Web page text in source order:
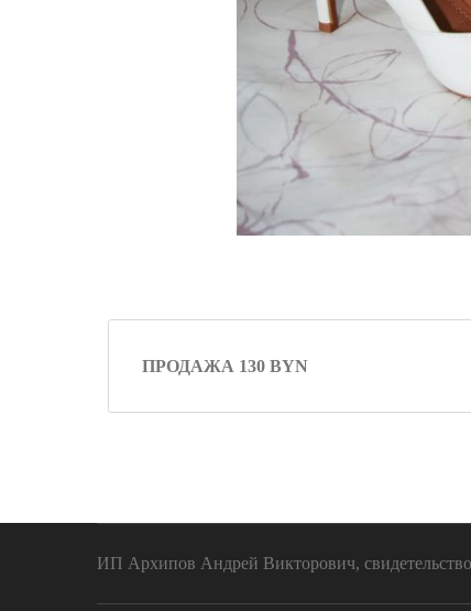
ПРОДАЖА 130 BYN
ИП Архипов Андрей Викторович,